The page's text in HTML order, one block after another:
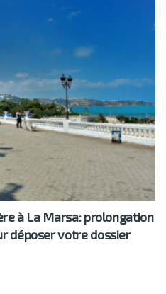
à La Marsa: prolongation
déposer votre dossier